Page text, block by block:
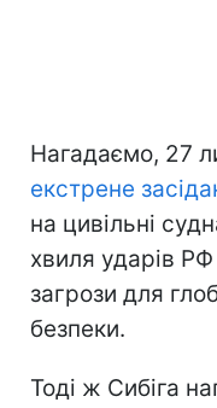
Нагадаємо, 27
екстрене
на цивільні
хвиля ударів
загрози для
безпеки.
Тоді ж Сибіга